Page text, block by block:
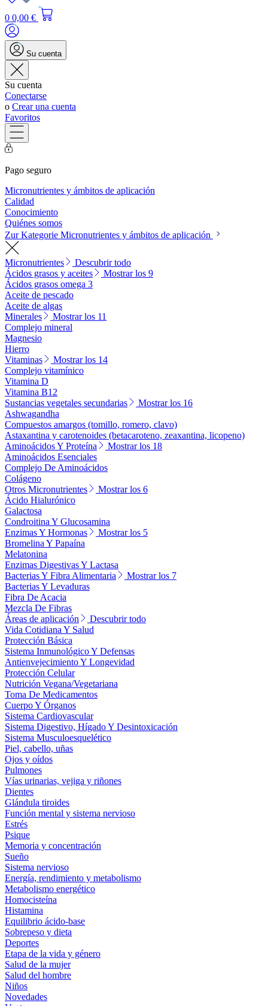
0 0,00 €
Su cuenta
Su cuenta
Conectarse
o Crear una cuenta
Favoritos
Pago seguro
Micronutrientes y ámbitos de aplicación
Calidad
Conocimiento
Quiénes somos
Zur Kategorie Micronutrientes y ámbitos de aplicación
Micronutrientes
Descubrir todo
Ácidos grasos y aceites
Mostrar los 9
Ácidos grasos omega 3
Aceite de pescado
Aceite de algas
Minerales
Mostrar los 11
Complejo mineral
Magnesio
Hierro
Vitaminas
Mostrar los 14
Complejo vitamínico
Vitamina D
Vitamina B12
Sustancias vegetales secundarias
Mostrar los 16
Ashwagandha
Compuestos amargos (tomillo, romero, clavo)
Astaxantina y carotenoides (betacaroteno, zeaxantina, licopeno)
Aminoácidos Y Proteína
Mostrar los 18
Aminoácidos Esenciales
Complejo De Aminoácidos
Colágeno
Otros Micronutrientes
Mostrar los 6
Ácido Hialurónico
Galactosa
Condroitina Y Glucosamina
Enzimas Y Hormonas
Mostrar los 5
Bromelina Y Papaína
Melatonina
Enzimas Digestivas Y Lactasa
Bacterias Y Fibra Alimentaria
Mostrar los 7
Bacterias Y Levaduras
Fibra De Acacia
Mezcla De Fibras
Áreas de aplicación
Descubrir todo
Vida Cotidiana Y Salud
Protección Básica
Sistema Inmunológico Y Defensas
Antienvejecimiento Y Longevidad
Protección Celular
Nutrición Vegana/Vegetariana
Toma De Medicamentos
Cuerpo Y Órganos
Sistema Cardiovascular
Sistema Digestivo, Hígado Y Desintoxicación
Sistema Musculoesquelético
Piel, cabello, uñas
Ojos y oídos
Pulmones
Vías urinarias, vejiga y riñones
Dientes
Glándula tiroides
Función mental y sistema nervioso
Estrés
Psique
Memoria y concentración
Sueño
Sistema nervioso
Energía, rendimiento y metabolismo
Metabolismo energético
Homocisteína
Histamina
Equilibrio ácido-base
Sobrepeso y dieta
Deportes
Etapa de la vida y género
Salud de la mujer
Salud del hombre
Niños
Novedades